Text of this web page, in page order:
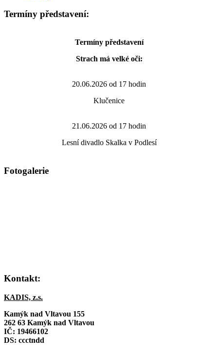
Termíny představení:
Termíny představení
Strach má velké oči:
20.06.2026 od 17 hodin
Klučenice
21.06.2026 od 17 hodin
Lesní divadlo Skalka v Podlesí
Fotogalerie
Kontakt:
KADIS, z.s.
Kamýk nad Vltavou 155
262 63 Kamýk nad Vltavou
IČ: 19466102
DS: ccctndd